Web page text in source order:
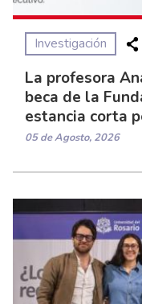
Investigación
La profesora
beca de la
estancia corta
05 de Agosto, 2026